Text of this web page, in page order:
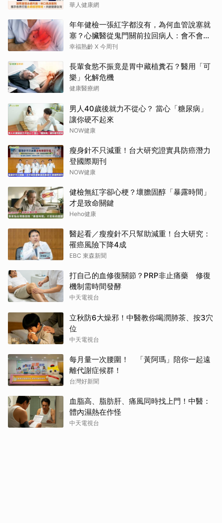
華人健康網
年年健檢一張紅字都沒有，為何血管說塞就
塞？心臟醫從鬼門關前拉回病人：會不會心
梗要看對數字
幸福熟齡 X 今周刊
長輩食慾不振竟是胃中藏植糞石？醫用「可
樂」化解危機
健康醫療網
男人40歲後就力不從心？ 當心「糖尿病」
讓你硬不起來
NOW健康
瘦身針不只減重！台大研究證實具防癌潛力
登國際期刊
NOW健康
健檢無紅字卻心梗？壞膽固醇「暴露時間」
才是致命關鍵
Heho健康
醫起看／瘦瘦針不只幫助減重！台大研究：
罹癌風險下降4成
EBC 東森新聞
打自己的血修復關節？PRP非止痛藥 修復
機制需時間發酵
中天電視台
立秋防6大燥邪！中醫教你喝潤肺茶、按3穴
位
中天電視台
每月量一次腰圍！ 「黃阿瑪」陪你一起遠
離代謝症候群！
台灣好新聞
血脂高、脂肪肝、痛風同時找上門！中醫：
體內濕熱在作怪
中天電視台